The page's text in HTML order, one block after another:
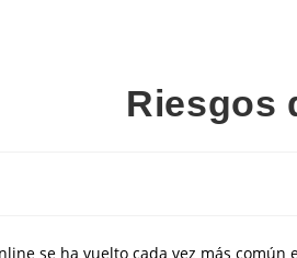
Riesgos
se ha vuelto cada vez más